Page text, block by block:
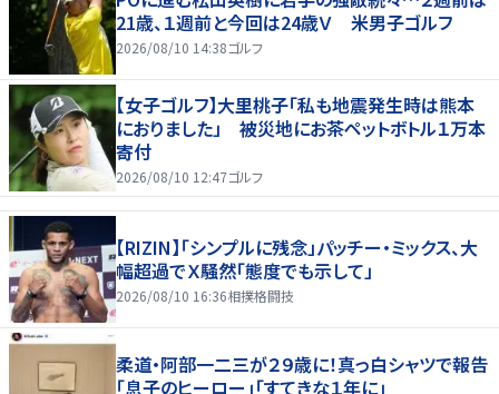
21歳、１週前と今回は24歳Ｖ 米男子ゴルフ
2026/08/10 14:38ゴルフ
【女子ゴルフ】大里桃子「私も地震発生時は熊本
におりました」 被災地にお茶ペットボトル１万本
寄付
2026/08/10 12:47ゴルフ
【RIZIN】「シンプルに残念」パッチー・ミックス、大
幅超過でＸ騒然「態度でも示して」
2026/08/10 16:36相撲格闘技
柔道・阿部一二三が２９歳に！真っ白シャツで報告
「息子のヒーロー」「すてきな１年に」